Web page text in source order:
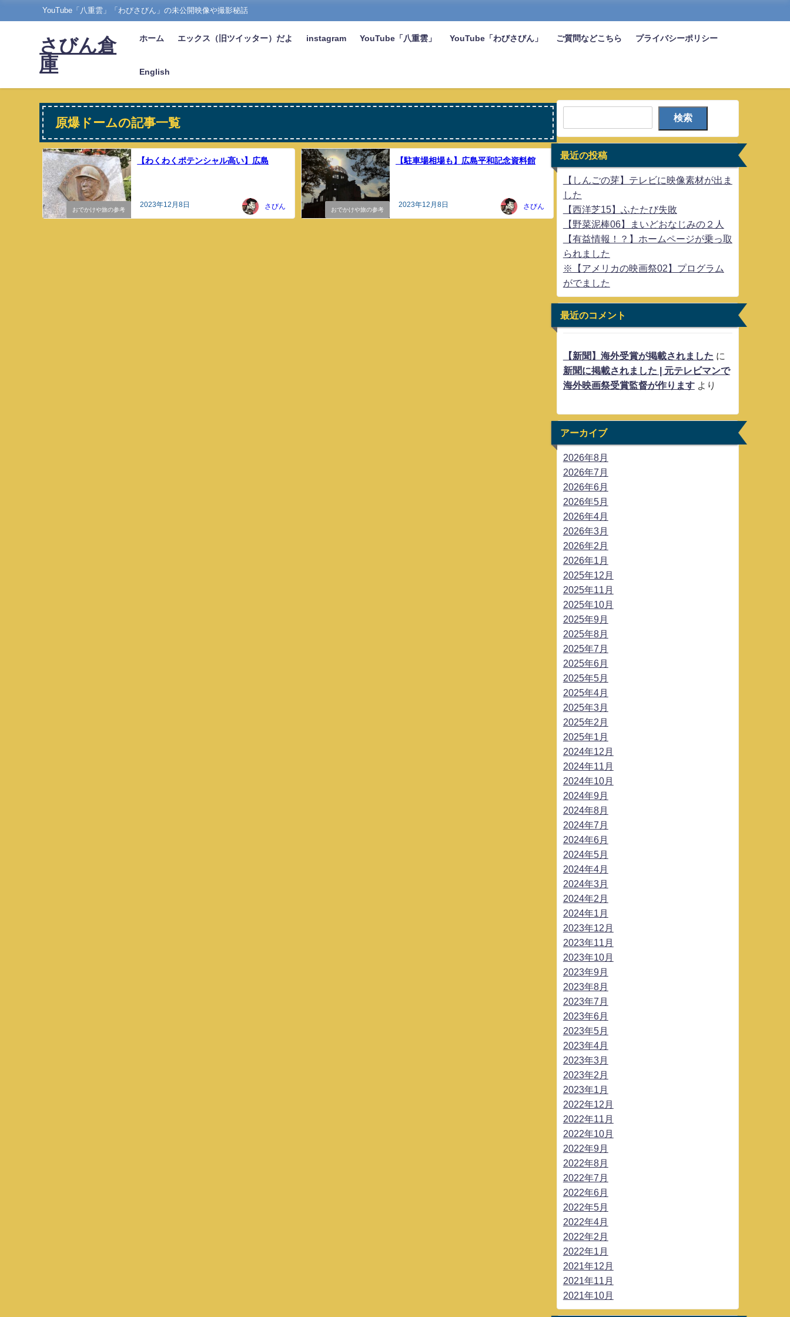
YouTube「八重雲」「わびさびん」の未公開映像や撮影秘話
さびん倉
庫
ホーム エックス（旧ツイッター）だよ instagram YouTube「八重雲」 YouTube「わびさびん」 ご質問などこちら プライバシーポリシー
English
原爆ドームの記事一覧
おでかけや旅の参考
【わくわくポテンシャル高い】広島
2023年12月8日 さびん おでかけや旅の参考
【駐車場相場も】広島平和記念資料館
2023年12月8日 さびん
検索
最近の投稿
【しんごの芽】テレビに映像素材が出ま
した
【西洋芝15】ふたたび失敗
【野菜泥棒06】まいどおなじみの２人
【有益情報！？】ホームページが乗っ取
られました
※【アメリカの映画祭02】プログラム
がでました
最近のコメント
【新聞】海外受賞が掲載されました に
新聞に掲載されました | 元テレビマンで
海外映画祭受賞監督が作りますより
アーカイブ
2026年8月
2026年7月
2026年6月
2026年5月
2026年4月
2026年3月
2026年2月
2026年1月
2025年12月
2025年11月
2025年10月
2025年9月
2025年8月
2025年7月
2025年6月
2025年5月
2025年4月
2025年3月
2025年2月
2025年1月
2024年12月
2024年11月
2024年10月
2024年9月
2024年8月
2024年7月
2024年6月
2024年5月
2024年4月
2024年3月
2024年2月
2024年1月
2023年12月
2023年11月
2023年10月
2023年9月
2023年8月
2023年7月
2023年6月
2023年5月
2023年4月
2023年3月
2023年2月
2023年1月
2022年12月
2022年11月
2022年10月
2022年9月
2022年8月
2022年7月
2022年6月
2022年5月
2022年4月
2022年2月
2022年1月
2021年12月
2021年11月
2021年10月